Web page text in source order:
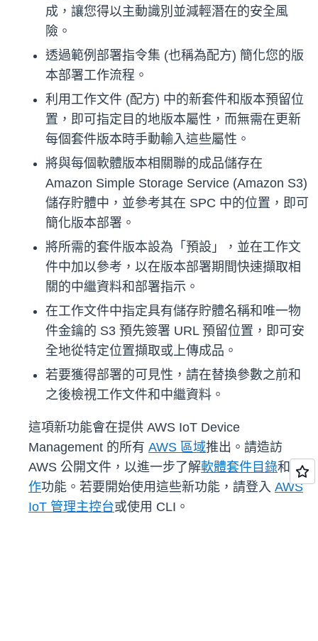
成，讓您得以主動識別並減輕潛在的安全風
險。
透過範例部署指令集 (也稱為配方) 簡化您的版
本部署工作流程。
利用工作文件 (配方) 中的新套件和版本預留位
置，即可指定目的地版本屬性，而無需在更新
每個套件版本時手動輸入這些屬性。
將與每個軟體版本相關聯的成品儲存在
Amazon Simple Storage Service (Amazon S3)
儲存貯體中，並參考其在 SPC 中的位置，即可
簡化版本部署。
將所需的套件版本設為「預設」，並在工作文
件中加以參考，以在版本部署期間快速擷取相
關的中繼資料和部署指示。
在工作文件中指定具有儲存貯體名稱和唯一物
件金鑰的 S3 預先簽署 URL 預留位置，即可安
全地從特定位置擷取或上傳成品。
若要獲得部署的可見性，請在替換參數之前和
之後檢視工作文件和中繼資料。
這項新功能會在提供 AWS IoT Device
Management 的所有 AWS 區域推出。請造訪
AWS 公開文件，以進一步了解軟體套件目錄和 工
作功能。若要開始使用這些新功能，請登入 AWS
IoT 管理主控台或使用 CLI。